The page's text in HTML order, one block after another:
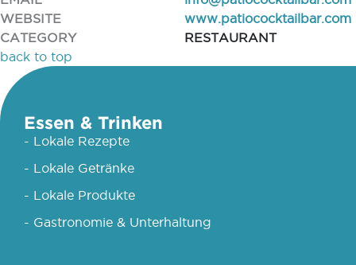
WEBSITE
www.patiococktailbar.com
CATEGORY
RESTAURANT
back to top
Essen & Trinken
- Lokale Rezepte
- Lokale Getränke
- Lokale Produkte
- Gastronomie & Unterhaltung